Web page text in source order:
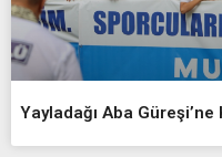
Yayladağı Aba Güreşi’ne